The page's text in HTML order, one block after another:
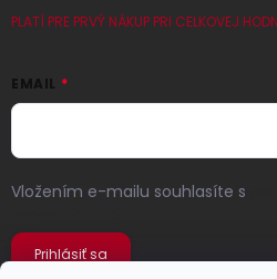
PLATÍ PRE PRVÝ NÁKUP PRI CELKOVEJ
EMAIL
Vložením e-mailu souhlasíte s
Prihlásiť sa